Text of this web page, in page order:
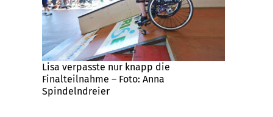
Lisa verpasste nur knapp die
Finalteilnahme – Foto: Anna
Spindelndreier